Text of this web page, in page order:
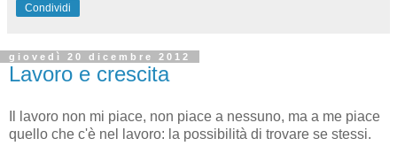
Condividi
giovedì 20 dicembre 2012
Lavoro e crescita
Il lavoro non mi piace, non piace a nessuno, ma a me piace
quello che c'è nel lavoro: la possibilità di trovare se stessi.